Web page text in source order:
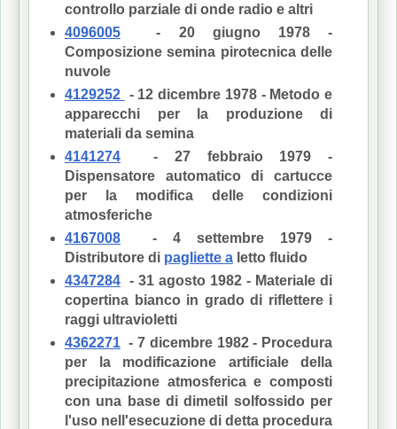
controllo parziale di onde radio e altri
4096005 - 20 giugno 1978 -
Composizione semina pirotecnica delle
nuvole
4129252 - 12 dicembre 1978 - Metodo e
apparecchi per la produzione di
materiali da semina
4141274 - 27 febbraio 1979 -
Dispensatore automatico di cartucce
per la modifica delle condizioni
atmosferiche
4167008 - 4 settembre 1979 -
Distributore di pagliette a letto fluido
4347284 - 31 agosto 1982 - Materiale di
copertina bianco in grado di riflettere i
raggi ultravioletti
4362271 - 7 dicembre 1982 - Procedura
per la modificazione artificiale della
precipitazione atmosferica e composti
con una base di dimetil solfossido per
l'uso nell'esecuzione di detta procedura